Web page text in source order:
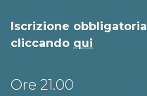
Iscrizione obbligatoria
cliccando qui
Ore 21.00